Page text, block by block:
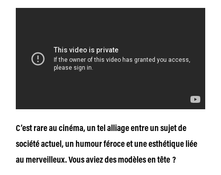
C’est rare au cinéma, un tel alliage entre un sujet de
société actuel, un humour féroce et une esthétique liée
au merveilleux. Vous aviez des modèles en tête ?